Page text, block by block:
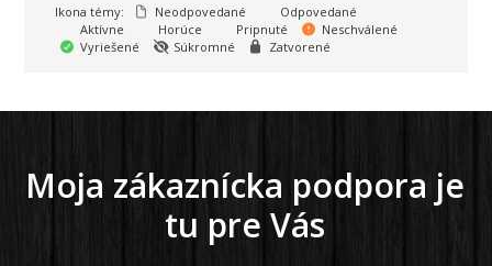
Ikona témy:
Neodpovedané
Odpovedané
Aktívne
Horúce Pripnuté
Neschválené
Vyriešené
Súkromné Zatvorené
Moja zákaznícka podpora je
tu pre Vás